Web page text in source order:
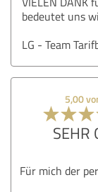
bedeutet uns
LG - Team
5,00
SEHR
Für mich der